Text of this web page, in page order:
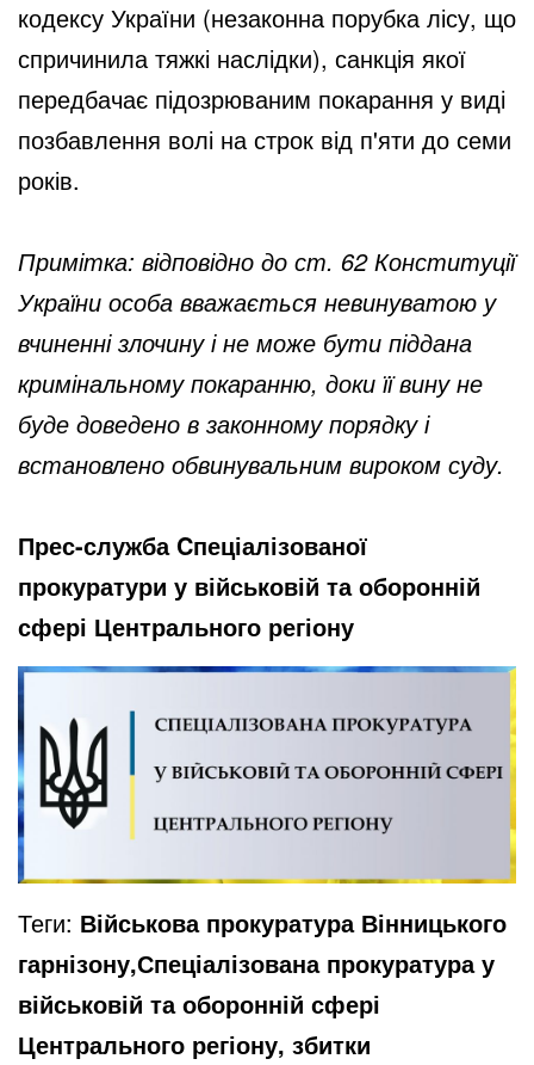
кодексу України (незаконна порубка лісу, що
спричинила тяжкі наслідки), санкція якої
передбачає підозрюваним покарання у виді
позбавлення волі на строк від п'яти до семи
років.
Примітка: відповідно до ст. 62 Конституції
України особа вважається невинуватою у
вчиненні злочину і не може бути піддана
кримінальному покаранню, доки її вину не
буде доведено в законному порядку і
встановлено обвинувальним вироком суду.
Прес-служба Cпеціалізованої
прокуратури у військовій та оборонній
сфері Центрального регіону
Теги: Військова прокуратура Вінницького
гарнізону,Спеціалізована прокуратура у
військовій та оборонній сфері
Центрального регіону, збитки